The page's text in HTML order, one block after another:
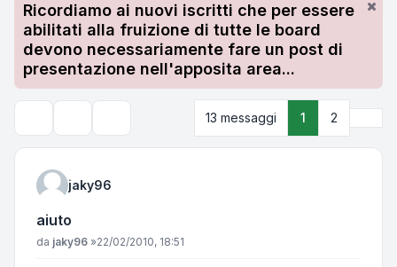
Ricordiamo ai nuovi iscritti che per essere
abilitati alla fruizione di tutte le board
devono necessariamente fare un post di
presentazione nell'apposita area...
13 messaggi 1 2
jaky96
aiuto
Messaggio
da jaky96 »22/02/2010, 18:51